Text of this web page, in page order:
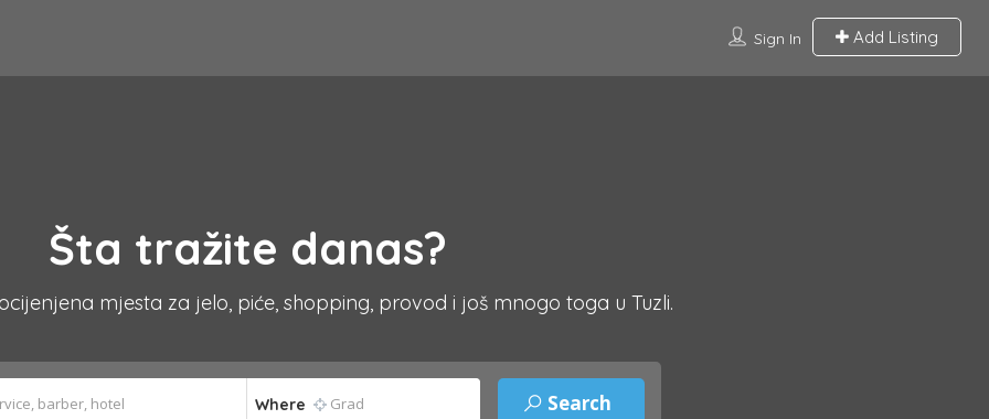
Sign In Add Listing
Šta tražite danas?
mjesta za jelo, piće, shopping, provod i još mnogo toga u Tuzli.
Where